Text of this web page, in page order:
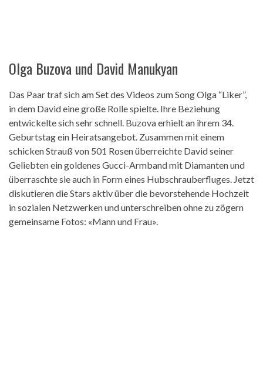
Olga Buzova und David Manukyan
Das Paar traf sich am Set des Videos zum Song Olga “Liker”,
in dem David eine große Rolle spielte. Ihre Beziehung
entwickelte sich sehr schnell. Buzova erhielt an ihrem 34.
Geburtstag ein Heiratsangebot. Zusammen mit einem
schicken Strauß von 501 Rosen überreichte David seiner
Geliebten ein goldenes Gucci-Armband mit Diamanten und
überraschte sie auch in Form eines Hubschrauberfluges. Jetzt
diskutieren die Stars aktiv über die bevorstehende Hochzeit
in sozialen Netzwerken und unterschreiben ohne zu zögern
gemeinsame Fotos: «Mann und Frau».